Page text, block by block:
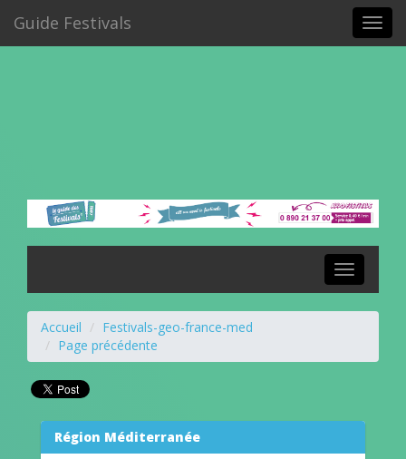
Guide Festivals
Toggle
navigation
Accueil
Festivals-geo-france-med
Page précédente
Région Méditerranée